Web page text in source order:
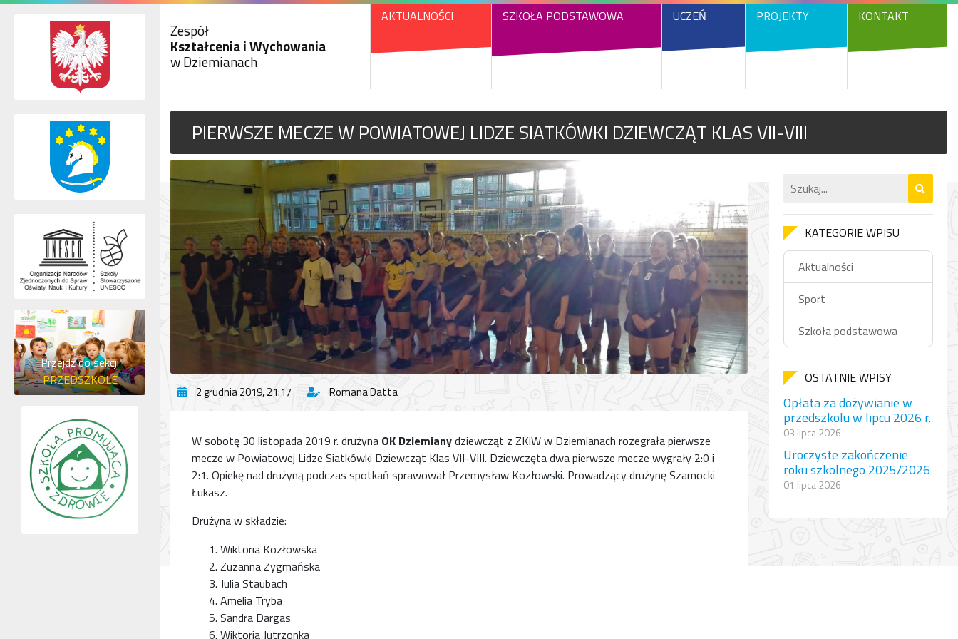
Zespół
Kształcenia i Wychowania
w Dziemianach
AKTUALNOŚCI SZKOŁA PODSTAWOWA UCZEŃ PROJEKTY KONTAKT
PIERWSZE MECZE W POWIATOWEJ LIDZE SIATKÓWKI DZIEWCZĄT KLAS VII-VIII
2 grudnia 2019, 21:17 Romana Datta
W sobotę 30 listopada 2019 r. drużyna OK Dziemianydziewcząt z ZKiW w Dziemianach rozegrała pierwsze
mecze w Powiatowej Lidze Siatkówki Dziewcząt Klas VII-VIII. Dziewczęta dwa pierwsze mecze wygrały 2:0 i
2:1. Opiekę nad drużyną podczas spotkań sprawował Przemysław Kozłowski. Prowadzący drużynę Szamocki
Łukasz.
Drużyna w składzie:
Wiktoria Kozłowska
Zuzanna Zygmańska
Julia Staubach
Amelia Tryba
Sandra Dargas
Wiktoria Jutrzonka
KATEGORIE WPISU
Aktualności
Sport
Szkoła podstawowa
OSTATNIE WPISY
Opłata za dożywianie w
przedszkolu w lipcu 2026 r.
03 lipca 2026
Uroczyste zakończenie
roku szkolnego 2025/2026
01 lipca 2026
Przejdź do sekcji
PRZEDSZKOLE